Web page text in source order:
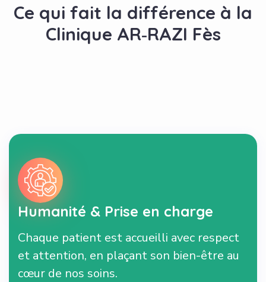
Ce qui fait la différence à la
Clinique AR‑RAZI Fès
Humanité & Prise en charge
Chaque patient est accueilli avec respect
et attention, en plaçant son bien-être au
cœur de nos soins.